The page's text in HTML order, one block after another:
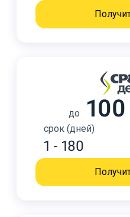
до
срок (дней)
1 - 180